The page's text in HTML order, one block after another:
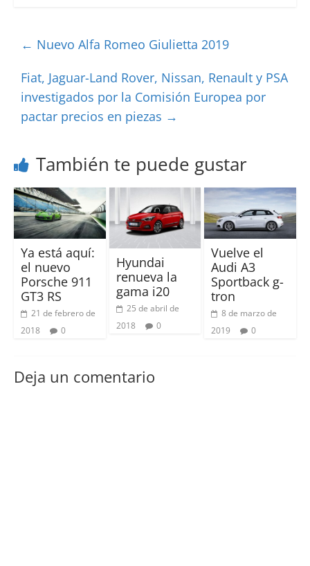
← Nuevo Alfa Romeo Giulietta 2019
Fiat, Jaguar-Land Rover, Nissan, Renault y PSA
investigados por la Comisión Europea por
pactar precios en piezas →
También te puede gustar
Ya está aquí:
el nuevo
Porsche 911
GT3 RS
21 de febrero de
2018
0
Hyundai
renueva la
gama i20
25 de abril de
2018
0
Vuelve el
Audi A3
Sportback g-
tron
8 de marzo de
2019
0
Deja un comentario